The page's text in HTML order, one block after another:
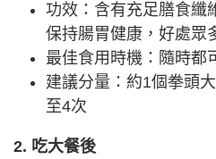
功效：含有充足膳食纖
保持腸胃健康，好處眾
最佳食用時機：隨時都
建議分量：約1個拳頭
至4次
2. 吃大餐後